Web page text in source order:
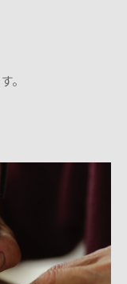
。